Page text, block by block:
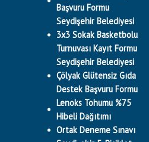
Başvuru Formu
Seydişehir Belediyesi
3x3 Sokak Basketbolu
Turnuvası Kayıt Formu
Seydişehir Belediyesi
Çölyak Glütensiz Gıda
Destek Başvuru Formu
Lenoks Tohumu %75
Hibeli Dağıtımı
Ortak Deneme Sınavı